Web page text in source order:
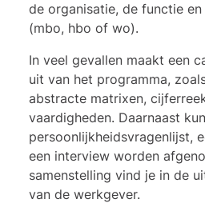
de organisatie, de functie
(mbo, hbo of wo).
In veel gevallen maakt een
uit van het programma,
abstracte matrixen,
vaardigheden. Daarnaast
persoonlijkheidsvragenlijst,
een interview worden
samenstelling vind je in de
van de werkgever.